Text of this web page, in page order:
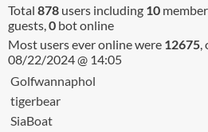
Total 878users including 10
guests,0bot online
Most users ever online were 12675,
08/22/2024 @ 14:05
Golfwannaphol
tigerbear
SiaBoat